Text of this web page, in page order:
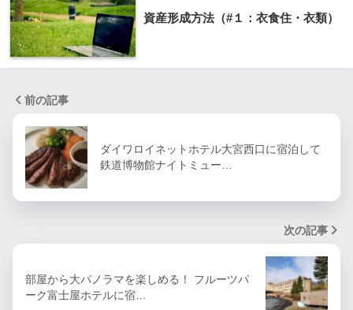
資産形成方法（#１：衣食住・衣類）
前の記事
ダイワロイネットホテル大宮西口に宿泊して
鉄道博物館ナイトミュー…
次の記事
部屋から大パノラマを楽しめる！ フルーツパ
ーク富士屋ホテルに宿…